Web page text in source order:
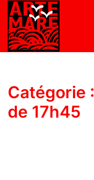
Catégorie :
de 17h45